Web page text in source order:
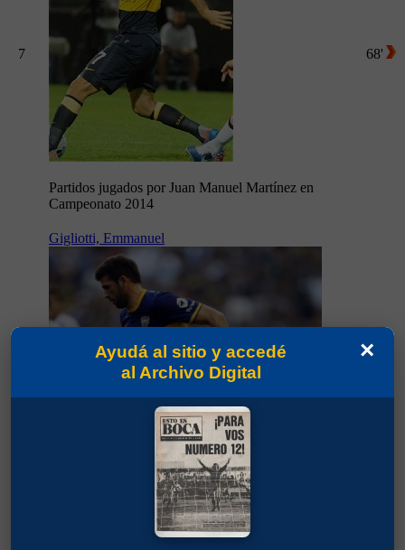
7
Partidos jugados por Juan Manuel Martínez en
Campeonato 2014
68'
Gigliotti, Emmanuel
×
Ayudá al sitio y accedé
al Archivo Digital